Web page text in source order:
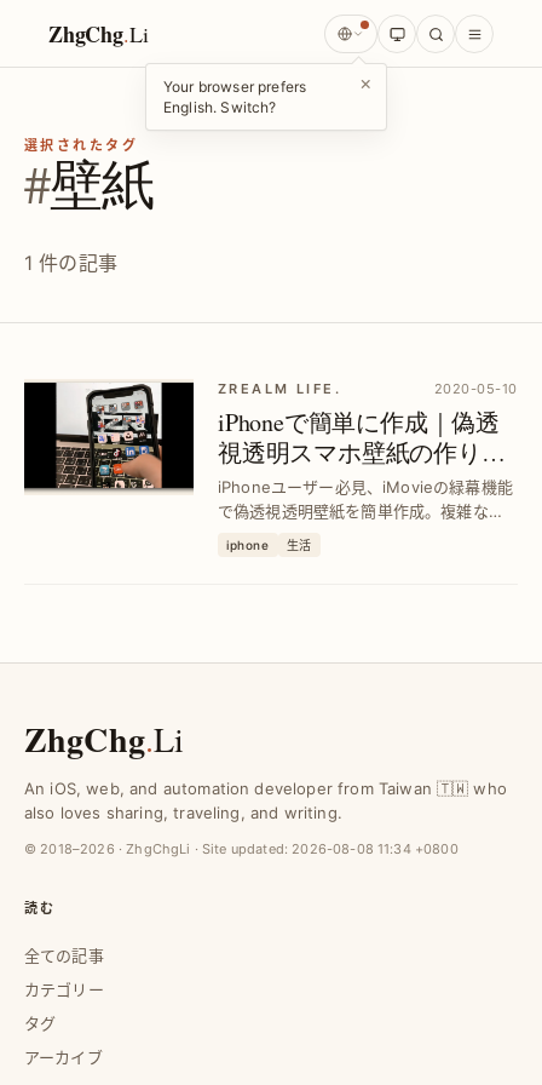
ZhgChg.Li
Your browser prefers
English. Switch?
×
選択されたタグ
#壁紙
1 件の記事
ZREALM LIFE. 2020-05-10
iPhoneで簡単に作成｜偽透
視透明スマホ壁紙の作り方
—iMovie緑幕合成活用
iPhoneユーザー必見、iMovieの緑幕機能
で偽透視透明壁紙を簡単作成。複雑な編
集不要で視覚効果を実現し、スマホ画面
をカスタマイズ可能。初心者でも短時間
iphone 生活
ZhgChg.Li
An iOS, web, and automation developer from Taiwan 🇹🇼 who
also loves sharing, traveling, and writing.
© 2018–2026 · ZhgChgLi · Site updated: 2026-08-08 11:34 +0800
読む
全ての記事
カテゴリー
タグ
アーカイブ